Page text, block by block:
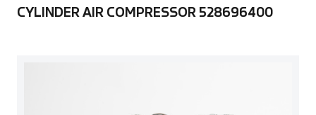
CYLINDER AIR COMPRESSOR 528696400